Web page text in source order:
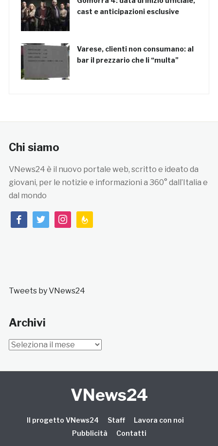
cast e anticipazioni esclusive
Varese, clienti non consumano: al
bar il prezzario che li “multa”
Chi siamo
VNews24 è il nuovo portale web, scritto e ideato da
giovani, per le notizie e informazioni a 360° dall’Italia e
dal mondo
facebooktwitterinstagramfeedburner
Tweets by VNews24
Archivi
Archivi
VNews24
Il progetto VNews24 Staff
Lavora con noi
Pubblicità
Contatti